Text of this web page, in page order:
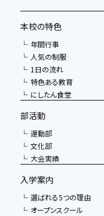
本校の特色
年間行事
人気の制服
1日の流れ
特色ある教育
にしたん食堂
部活動
運動部
文化部
大会実績
入学案内
選ばれる5つの理由
オープンスクール